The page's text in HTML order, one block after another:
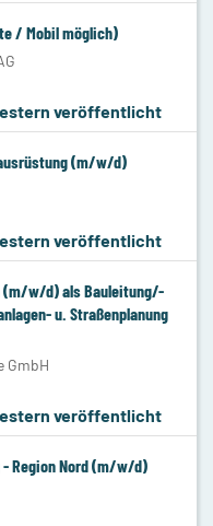
/ Mobil möglich)
veröffentlicht
(m/w/d)
veröffentlicht
w/d) als Bauleitung/-
u. Straßenplanung
GmbH
veröffentlicht
Region Nord (m/w/d)